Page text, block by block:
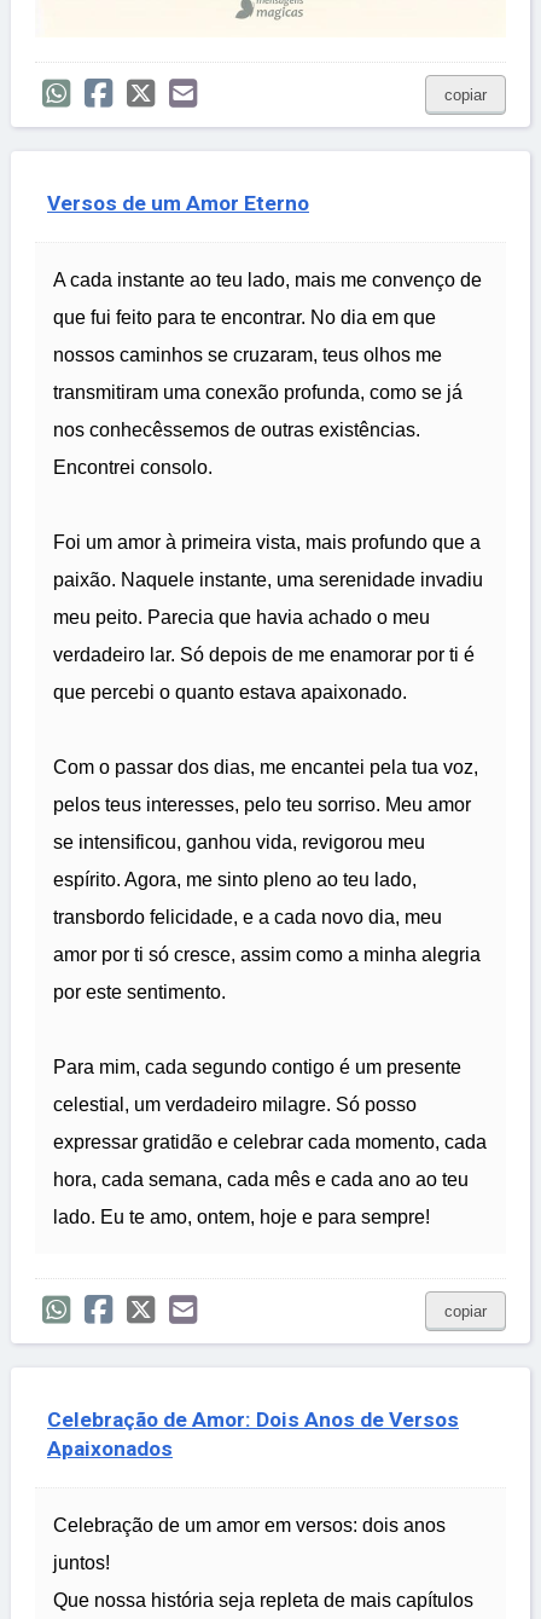
copiar
Versos de um Amor Eterno
A cada instante ao teu lado, mais me convenço de
que fui feito para te encontrar. No dia em que
nossos caminhos se cruzaram, teus olhos me
transmitiram uma conexão profunda, como se já
nos conhecêssemos de outras existências.
Encontrei consolo.
Foi um amor à primeira vista, mais profundo que a
paixão. Naquele instante, uma serenidade invadiu
meu peito. Parecia que havia achado o meu
verdadeiro lar. Só depois de me enamorar por ti é
que percebi o quanto estava apaixonado.
Com o passar dos dias, me encantei pela tua voz,
pelos teus interesses, pelo teu sorriso. Meu amor
se intensificou, ganhou vida, revigorou meu
espírito. Agora, me sinto pleno ao teu lado,
transbordo felicidade, e a cada novo dia, meu
amor por ti só cresce, assim como a minha alegria
por este sentimento.
Para mim, cada segundo contigo é um presente
celestial, um verdadeiro milagre. Só posso
expressar gratidão e celebrar cada momento, cada
hora, cada semana, cada mês e cada ano ao teu
lado. Eu te amo, ontem, hoje e para sempre!
copiar
Celebração de Amor: Dois Anos de Versos
Apaixonados
Celebração de um amor em versos: dois anos
juntos!
Que nossa história seja repleta de mais capítulos